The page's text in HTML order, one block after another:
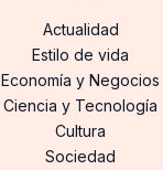
Actualidad
Estilo de vida
Economía y Negocios
Ciencia y Tecnología
Cultura
Sociedad